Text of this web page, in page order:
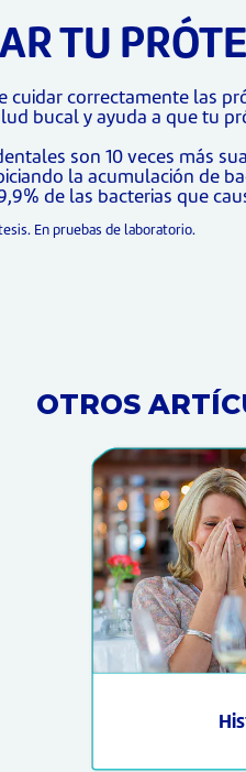
TU
cuidar correctamente las
bucal y ayuda a que tu
son 10 veces más
la acumulación de
de las bacterias que
En pruebas de laboratorio.
OTROS